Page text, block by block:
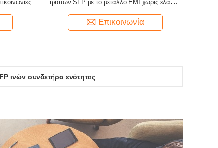
τρυπών SFP με το μέταλλο EMI χωρίς ελαφρύ
Επικοινωνία
ινών συνδετήρα ενότητας
μικροί